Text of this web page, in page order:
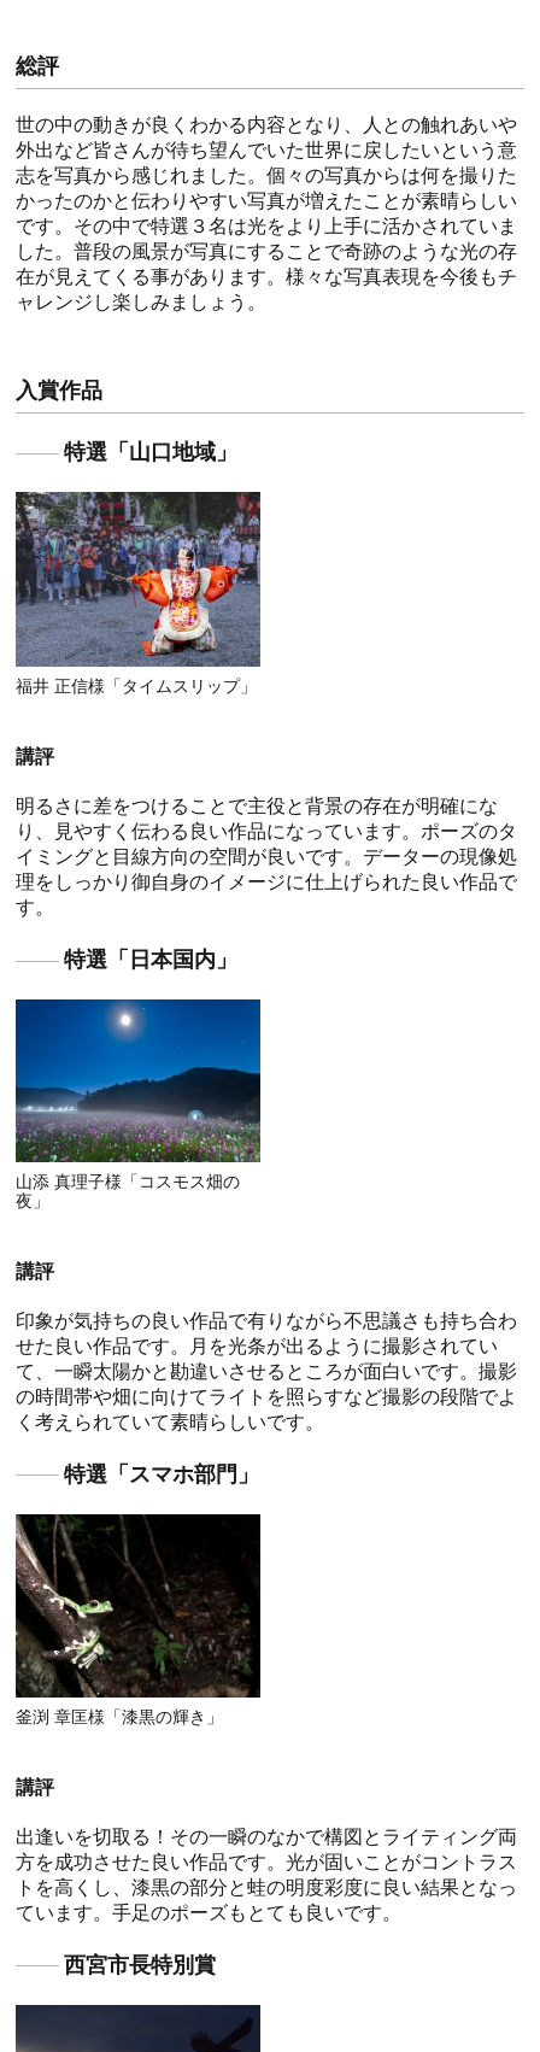
総評
世の中の動きが良くわかる内容となり、人との触れあいや
外出など皆さんが待ち望んでいた世界に戻したいという意
志を写真から感じれました。個々の写真からは何を撮りた
かったのかと伝わりやすい写真が増えたことが素晴らしい
です。その中で特選３名は光をより上手に活かされていま
した。普段の風景が写真にすることで奇跡のような光の存
在が見えてくる事があります。様々な写真表現を今後もチ
ャレンジし楽しみましょう。
入賞作品
特選「山口地域」
福井 正信様「タイムスリップ」
講評
明るさに差をつけることで主役と背景の存在が明確にな
り、見やすく伝わる良い作品になっています。ポーズのタ
イミングと目線方向の空間が良いです。データーの現像処
理をしっかり御自身のイメージに仕上げられた良い作品で
す。
特選「日本国内」
山添 真理子様「コスモス畑の
夜」
講評
印象が気持ちの良い作品で有りながら不思議さも持ち合わ
せた良い作品です。月を光条が出るように撮影されてい
て、一瞬太陽かと勘違いさせるところが面白いです。撮影
の時間帯や畑に向けてライトを照らすなど撮影の段階でよ
く考えられていて素晴らしいです。
特選「スマホ部門」
釜渕 章匡様「漆黒の輝き」
講評
出逢いを切取る！その一瞬のなかで構図とライティング両
方を成功させた良い作品です。光が固いことがコントラス
トを高くし、漆黒の部分と蛙の明度彩度に良い結果となっ
ています。手足のポーズもとても良いです。
西宮市長特別賞